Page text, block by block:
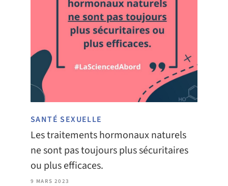
SANTÉ SEXUELLE
Les traitements hormonaux naturels
ne sont pas toujours plus sécuritaires
ou plus efficaces.
9 MARS 2023